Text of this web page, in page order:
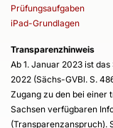
Prüfungsaufgaben
iPad-Grundlagen
Transparenzhinweis
Ab 1. Januar 2023 ist
2022 (Sächs-GVBl. S.
Zugang zu den bei einer
Sachsen verfügbaren
(Transparenzanspruch).